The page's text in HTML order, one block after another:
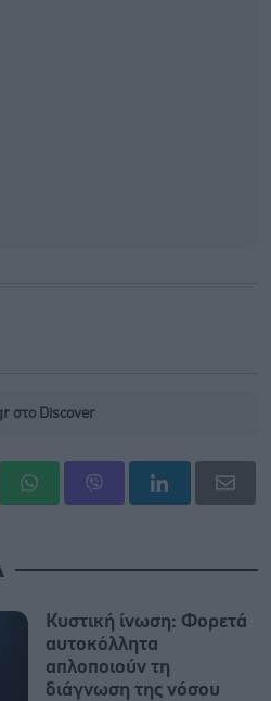
στο Discover
Κυστική ίνωση: Φορετά
αυτοκόλλητα
απλοποιούν τη
διάγνωση της νόσου